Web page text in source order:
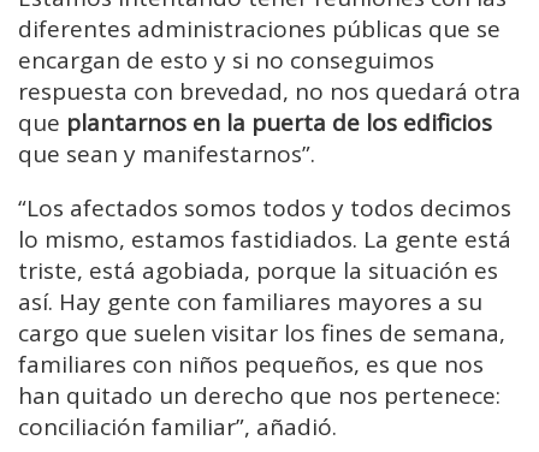
diferentes administraciones públicas que se
encargan de esto y si no conseguimos
respuesta con brevedad, no nos quedará otra
que plantarnos en la puerta de los edificios
que sean y manifestarnos”.
“Los afectados somos todos y todos decimos
lo mismo, estamos fastidiados. La gente está
triste, está agobiada, porque la situación es
así. Hay gente con familiares mayores a su
cargo que suelen visitar los fines de semana,
familiares con niños pequeños, es que nos
han quitado un derecho que nos pertenece:
conciliación familiar”, añadió.